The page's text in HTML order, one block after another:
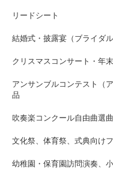
リードシート
結婚式・披露宴（ブライダ
クリスマスコンサート・年
アンサンブルコンテスト（
品
吹奏楽コンクール自由曲選
文化祭、体育祭、式典向け
幼稚園・保育園訪問演奏、